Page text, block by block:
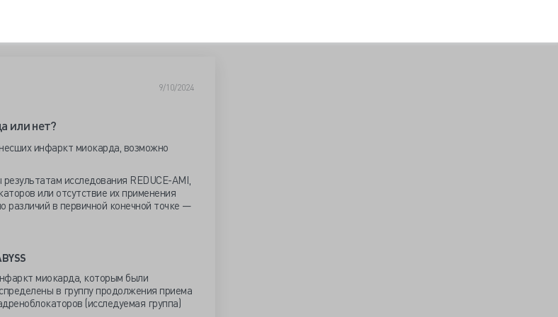
9/10/2024
или нет?
инфаркт миокарда, возможно
исследования REDUCE-AMI,
или отсутствие их применения
различий в первичной конечной точке —
миокарда, которым были
в группу продолжения приема
(исследуемая группа)